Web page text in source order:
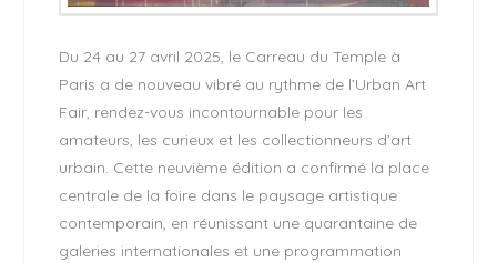
Du 24 au 27 avril 2025, le Carreau du Temple à
Paris a de nouveau vibré au rythme de l’Urban Art
Fair, rendez-vous incontournable pour les
amateurs, les curieux et les collectionneurs d’art
urbain. Cette neuvième édition a confirmé la place
centrale de la foire dans le paysage artistique
contemporain, en réunissant une quarantaine de
galeries internationales et une programmation